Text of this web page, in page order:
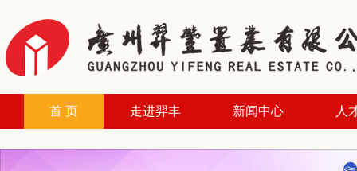
首 页 走进羿丰 新闻中心 人